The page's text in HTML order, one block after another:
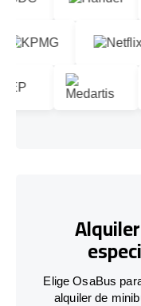
Elige OsaBus
alquiler de